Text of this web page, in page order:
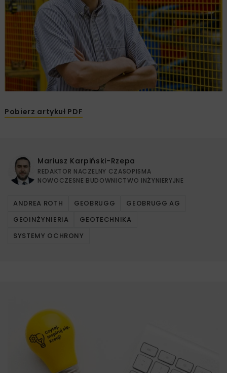
Pobierz artykuł PDF
Mariusz Karpiński-Rzepa
REDAKTOR NACZELNY CZASOPISMA
NOWOCZESNE BUDOWNICTWO INŻYNIERYJNE
ANDREA ROTH GEOBRUGG
GEOBRUGG AG
GEOINŻYNIERIA
GEOTECHNIKA
SYSTEMY OCHRONY